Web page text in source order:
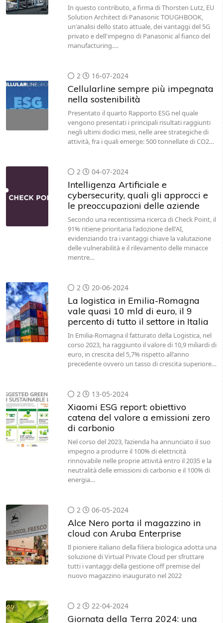
In questo contributo, a firma di Thorsten Lutz, EU
Solution Architect di Panasonic TOUGHBOOK,
un'analisi dello stato attuale, dei vantaggi del 5G
privato e dell'impegno di Panasonic al fianco del
manufacturing.…
2 16-07-2024
Cellularline sempre più impegnata
nella sostenibilità
Presentato il quarto Rapporto ESG nel quale
vengono presentati i principali risultati raggiunti
negli ultimi dodici mesi, nelle aree strategiche di
attività, fra i quali emerge: 500 tonnellate di CO2…
2 04-07-2024
Intelligenza Artificiale e
cybersecurity, quali gli approcci e
le preoccupazioni delle aziende
Secondo una recentissima ricerca di Check Point, il
91% ritiene prioritaria l'adozione dell'AI,
evidenziando tra i vantaggi chiave la valutazione
delle vulnerabilità e il rilevamento delle minacce
mentre…
2 20-06-2024
La logistica in Emilia-Romagna
vale quasi 10 mld di euro, il 9
percento di tutto il settore in Italia
In Emilia-Romagna il fatturato della Logistica, nel
corso 2023, ha raggiunto il valore di 10,9 miliardi di
euro, in crescita del 5,7% rispetto all'anno
precedente ovvero un tasso di crescita superiore…
2 13-05-2024
Xiaomi ESG report: obiettivo
catena del valore a emissioni zero
di carbonio
Nel corso del 2023, l’azienda ha annunciato il suo
impegno a produrre il 100% di elettricità
rinnovabile nelle proprie attività entro il 2035 e la
neutralità delle emissioni di carbonio e il 100% di
energia…
2 06-05-2024
Alce Nero porta il magazzino in
cloud con Aruba Enterprise
Il pioniere italiano della filiera biologica adotta una
soluzione di Virtual Private Cloud per sfruttare
tutti i vantaggi della gestione off premise del
nuovo magazzino inaugurato nel 2022
2 22-04-2024
Giornata della Terra 2024: una